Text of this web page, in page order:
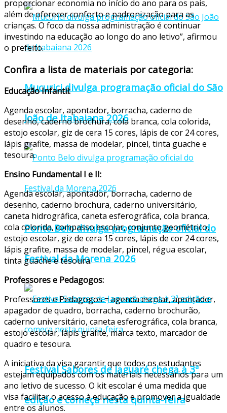
Mucurici divulga programação oficial do São
João de Itabaiana 2026
Ponto Belo divulga programação oficial do
Festival da Morena 2026
Festival Sabores de Jaguaré chega à 3ª
edição e começa nesta quinta-feira
proporcionar economia no início do ano para os pais,
além de oferecer conforto e padronização para as
crianças. O foco da nossa administração é continuar
investindo na educação ao longo do ano letivo”, afirmou
o prefeito.
Confira a lista de materiais por categoria:
Educação Infantil:
Agenda escolar, apontador, borracha, caderno de
desenho, caderno brochura, cola branca, cola colorida,
estojo escolar, giz de cera 15 cores, lápis de cor 24 cores,
lápis grafite, massa de modelar, pincel, tinta guache e
tesoura.
Ensino Fundamental I e II:
Agenda escolar, apontador, borracha, caderno de
desenho, caderno brochura, caderno universitário,
caneta hidrográfica, caneta esferográfica, cola branca,
cola colorida, compasso escolar, conjunto geométrico,
estojo escolar, giz de cera 15 cores, lápis de cor 24 cores,
lápis grafite, massa de modelar, pincel, régua escolar,
tinta guache e tesoura.
Professores e Pedagogos:
Professores e Pedagogos = agenda escolar, apontador,
apagador de quadro, borracha, caderno brochurão,
caderno universitário, caneta esferográfica, cola branca,
estojo escolar, lápis grafite, marca texto, marcador de
quadro e tesoura.
A iniciativa da visa garantir que todos os estudantes
estejam equipados com os materiais necessários para um
ano letivo de sucesso. O kit escolar é uma medida que
visa facilitar o acesso à educação e promover a igualdade
entre os alunos.